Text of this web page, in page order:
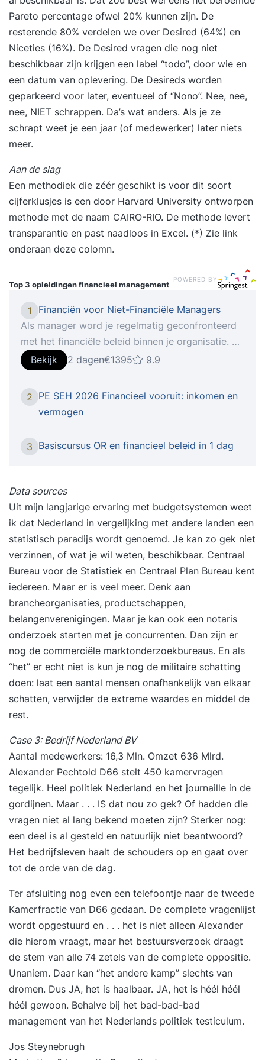
Pareto percentage ofwel 20% kunnen zijn. De
resterende 80% verdelen we over Desired (64%) en
Niceties (16%). De Desired vragen die nog niet
beschikbaar zijn krijgen een label “todo”, door wie en
een datum van oplevering. De Desireds worden
geparkeerd voor later, eventueel of “Nono”. Nee, nee,
nee, NIET schrappen. Da’s wat anders. Als je ze
schrapt weet je een jaar (of medewerker) later niets
meer.
Aan de slag
Een methodiek die zéér geschikt is voor dit soort
cijferklusjes is een door Harvard University ontworpen
methode met de naam CAIRO-RIO. De methode levert
transparantie en past naadloos in Excel. (*) Zie link
onderaan deze colomn.
Top 3 opleidingenfinancieel management
POWERED BY
1
Financiën voor Niet-Financiële Managers
Als manager word je regelmatig geconfronteerd
met het financiële beleid binnen je organisatie. Je
moet daarbij de financiële consequenties van
beslissingen kunnen doorzien. Toch is het
ontleden van begrotingen en budgetten voor veel
comfortabel voelt in gesprekken over cijfers en
Financiële Managers’ leer je financiële
wordt een kritische en volwaardige
gesprekspartner voor collega’s en stakeholders
met een financiële achtergrond. Iets voor jou De
training ‘Financiën voor Niet-Financiële Managers’
is bedoeld voor managers en professionals
zonder financiële achtergrond die inzicht willen
krijgen in cijfers en financieel beleid. Je wilt
volwaardig kunnen meedenken, praten en
besluiten nemen op basis van cijfers die ertoe
doen. Wat deze tweedaagse training uniek maakt
Tijdens de training ‘Financiën voor Niet-Financiële
Managers’ wordt financiële kennis praktisch en
begrijpelijk, ook als je geen financiële
achtergrond hebt. Theorie wordt direct
gekoppeld aan jouw werkomgeving en
dat je cijfers leert lezen én begrijpen. Je ontdekt
hoe financiële inzichten helpen bij strategische
keuzes en hoe je je eigen invloed vergroot in
gesprekken met financiële professionals.
Voordelen van deze tweedaagse opzet: Compact
en direct toepasbaar programma. Praktische
koppeling tussen theorie en je eigen
werkomgeving. Realistische praktijkcases die
direct herkenbaar zijn. Gericht op snel resultaat
Na deze training denk, praat en beslis je
volwaardig mee met collega’s en stakeholders
over financiële vraagstukken. Je hebt inzicht in
de belangrijkste onderdelen van financieel
management, zoals balans, resultatenrekening,
begrotingen, ratio’s en budgetten. Je kunt
eenvoudige kostencalculaties maken,
opbrengsten en prijzen berekenen en
investeringsplannen financieel onderbouwen.
Daarmee maak je beter onderbouwde
Bekijk 2 dagen€1395 9.9
2 PE SEH 2026 Financieel vooruit: inkomen en
vermogen
3 Basiscursus OR en financieel beleid in 1 dag
Data sources
Uit mijn langjarige ervaring met budgetsystemen weet
ik dat Nederland in vergelijking met andere landen een
statistisch paradijs wordt genoemd. Je kan zo gek niet
verzinnen, of wat je wil weten, beschikbaar. Centraal
Bureau voor de Statistiek en Centraal Plan Bureau kent
iedereen. Maar er is veel meer. Denk aan
brancheorganisaties, productschappen,
belangenverenigingen. Maar je kan ook een notaris
onderzoek starten met je concurrenten. Dan zijn er
nog de commerciële marktonderzoekbureaus. En als
“het” er echt niet is kun je nog de militaire schatting
doen: laat een aantal mensen onafhankelijk van elkaar
schatten, verwijder de extreme waardes en middel de
rest.
Case 3: Bedrijf Nederland BV
Aantal medewerkers: 16,3 Mln. Omzet 636 Mlrd.
Alexander Pechtold D66 stelt 450 kamervragen
tegelijk. Heel politiek Nederland en het journaille in de
gordijnen. Maar . . . IS dat nou zo gek? Of hadden die
vragen niet al lang bekend moeten zijn? Sterker nog:
een deel is al gesteld en natuurlijk niet beantwoord?
Het bedrijfsleven haalt de schouders op en gaat over
tot de orde van de dag.
Ter afsluiting nog even een telefoontje naar de tweede
Kamerfractie van D66 gedaan. De complete vragenlijst
wordt opgestuurd en . . . het is niet alleen Alexander
die hierom vraagt, maar het bestuursverzoek draagt
de stem van alle 74 zetels van de complete oppositie.
Unaniem. Daar kan “het andere kamp” slechts van
dromen. Dus JA, het is haalbaar. JA, het is héél héél
héél gewoon. Behalve bij het bad-bad-bad
management van het Nederlands politiek testiculum.
Jos Steynebrugh